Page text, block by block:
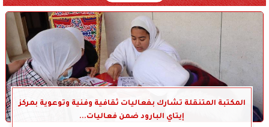
المكتبة المتنقلة تشارك بفعاليات ثقافية وفنية وتوعوية بمركز
إيتاي البارود ضمن فعاليات...